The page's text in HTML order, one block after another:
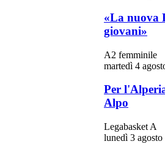
«La nuova
giovani»
A2 femminile
martedì 4
Per
Alpo
Legabasket A
lunedì 3 agosto